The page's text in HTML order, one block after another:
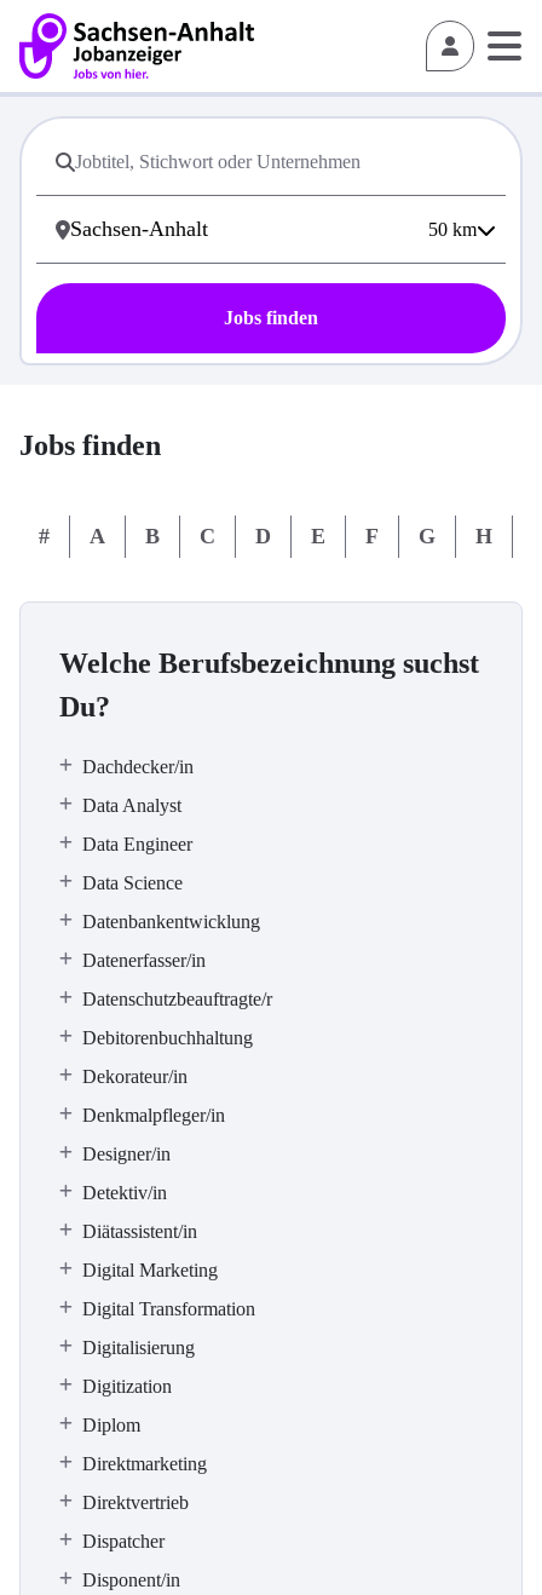
50 km
Jobs finden
Jobs finden
# A B C D E F G H
Welche Berufsbezeichnung suchst
Du?
Dachdecker/in
Data Analyst
Data Engineer
Data Science
Datenbankentwicklung
Datenerfasser/in
Datenschutzbeauftragte/r
Debitorenbuchhaltung
Dekorateur/in
Denkmalpfleger/in
Designer/in
Detektiv/in
Diätassistent/in
Digital Marketing
Digital Transformation
Digitalisierung
Digitization
Diplom
Direktmarketing
Direktvertrieb
Dispatcher
Disponent/in